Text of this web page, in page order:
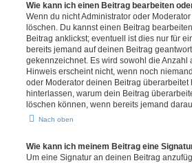
Wie kann ich einen Beitrag bearbeiten
Wenn du nicht Administrator oder
löschen. Du kannst einen Beitrag
Beitrag anklickst; eventuell ist dies nur für
bereits jemand auf deinen Beitrag
gekennzeichnet. Es wird sowohl die
Hinweis erscheint nicht, wenn noch
oder Moderator deinen Beitrag
hinterlassen, warum dein Beitrag
löschen können, wenn bereits jemand
Nach oben
Wie kann ich meinem Beitrag eine
Um eine Signatur an deinen Beitrag